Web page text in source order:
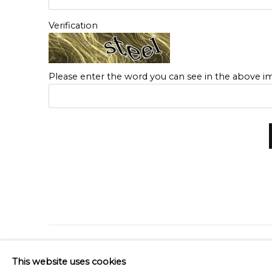
Verification
Please enter the word you can see in the above
This website uses cookies